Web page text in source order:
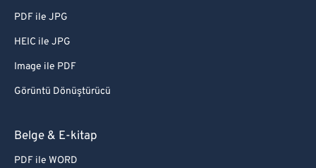
PDF ile JPG
HEIC ile JPG
Image ile PDF
Görüntü Dönüştürücü
Belge & E-kitap
PDF ile WORD